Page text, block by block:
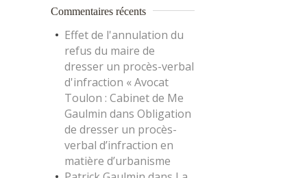
Commentaires récents
Effet de l'annulation du
refus du maire de
dresser un procès-verbal
d'infraction « Avocat
Toulon : Cabinet de Me
Gaulmin dans Obligation
de dresser un procès-
verbal d’infraction en
matière d’urbanisme